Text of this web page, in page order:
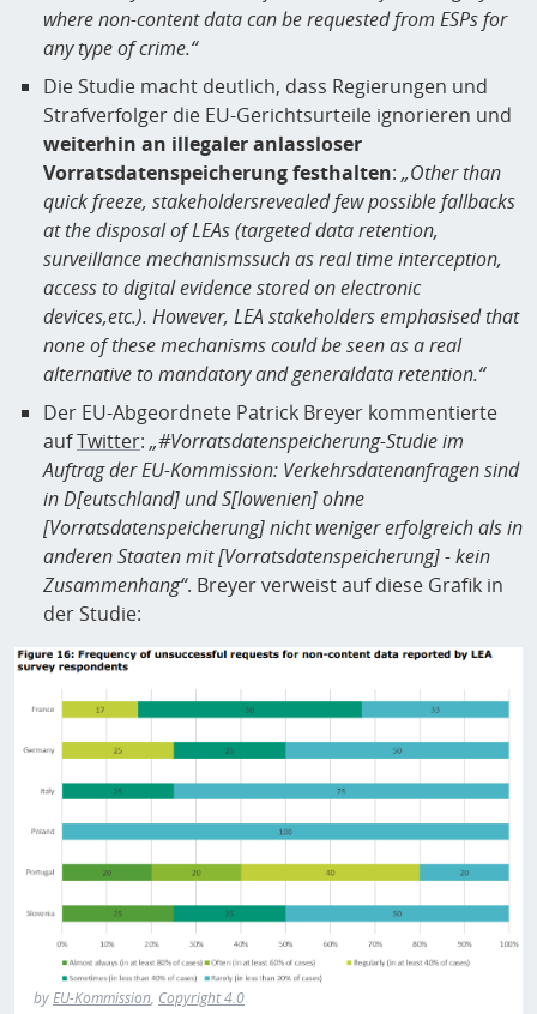
where non-content data can be requested from ESPs for
any type of crime.“
Die Studie macht deutlich, dass Regierungen und
Strafverfolger die EU-Gerichtsurteile ignorieren und
weiterhin an illegaler anlassloser
Vorratsdatenspeicherung festhalten: „Other than
quick freeze, stakeholdersrevealed few possible fallbacks
at the disposal of LEAs (targeted data retention,
surveillance mechanismssuch as real time interception,
access to digital evidence stored on electronic
devices,etc.). However, LEA stakeholders emphasised that
none of these mechanisms could be seen as a real
alternative to mandatory and generaldata retention.“
Der EU-Abgeordnete Patrick Breyer kommentierte
aufTwitter: „#Vorratsdatenspeicherung-Studie im
Auftrag der EU-Kommission: Verkehrsdatenanfragen sind
in D[eutschland] und S[lowenien] ohne
[Vorratsdatenspeicherung] nicht weniger erfolgreich als in
anderen Staaten mit [Vorratsdatenspeicherung] - kein
Zusammenhang“. Breyer verweist auf diese Grafik in
der Studie:
byEU-Kommission, Copyright 4.0